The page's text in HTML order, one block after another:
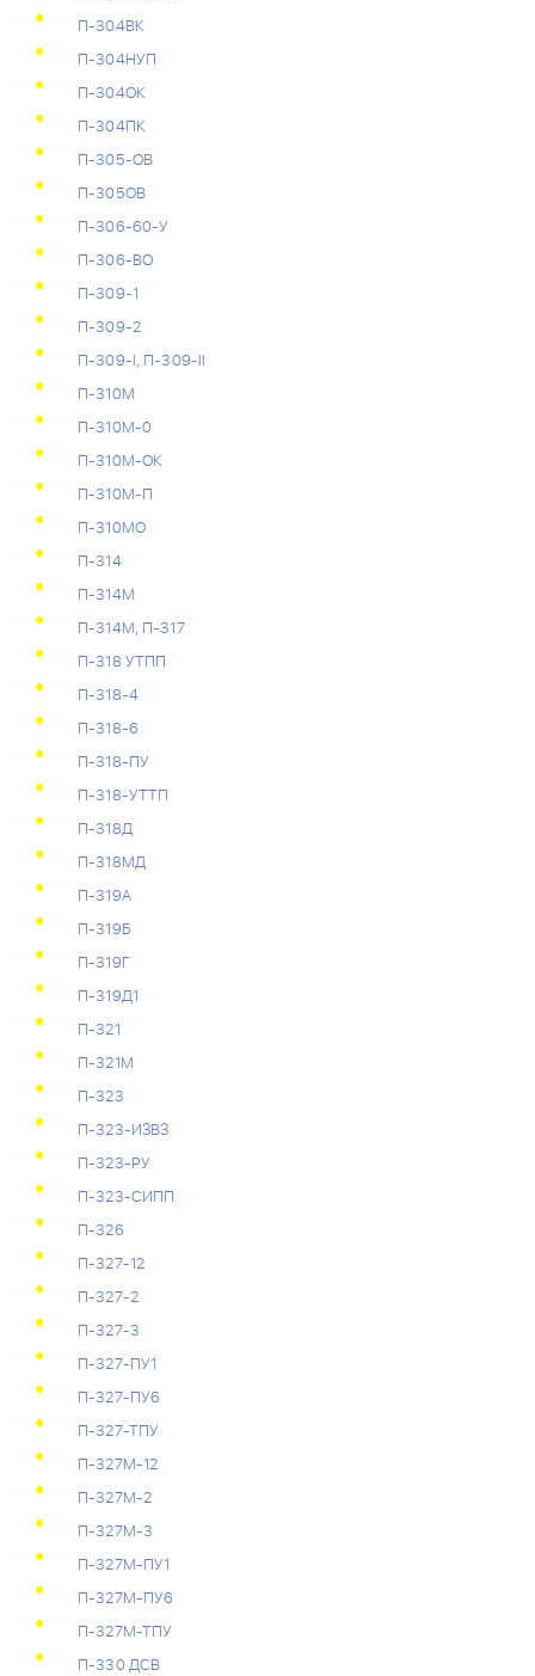
П-304ВК
П-304НУП
П-304ОК
П-304ПК
П-305-ОВ
П-305ОВ
П-306-60-У
П-306-ВО
П-309-1
П-309-2
П-309-I, П-309-II
П-310М
П-310М-0
П-310М-ОК
П-310М-П
П-310МО
П-314
П-314М
П-314М, П-317
П-318 УТПП
П-318-4
П-318-6
П-318-ПУ
П-318-УТТП
П-318Д
П-318МД
П-319А
П-319Б
П-319Г
П-319Д1
П-321
П-321М
П-323
П-323-ИЗВЗ
П-323-РУ
П-323-СИПП
П-326
П-327-12
П-327-2
П-327-3
П-327-ПУ1
П-327-ПУ6
П-327-ТПУ
П-327М-12
П-327М-2
П-327М-3
П-327М-ПУ1
П-327М-ПУ6
П-327М-ТПУ
П-330 ДСВ